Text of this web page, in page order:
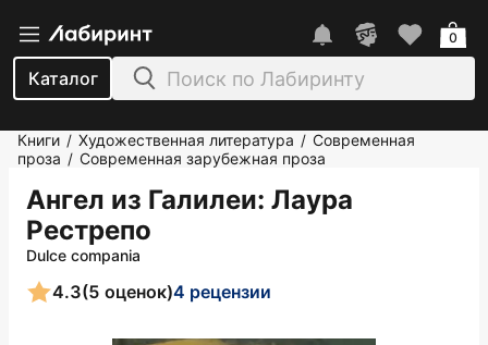
Каталог
0
Книги / Художественная литература / Современная
проза / Современная зарубежная проза
Ангел из Галилеи: Лаура
Рестрепо
Dulce compania
4.3(5 оценок)4 рецензии